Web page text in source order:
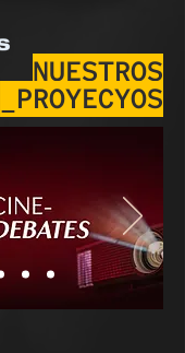
NUESTROS
PROYECYOS_